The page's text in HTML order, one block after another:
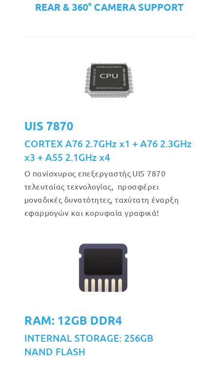
REAR & 360° CAMERA SUPPORT
UIS 7870
CORTEX A76 2.7GHz x1 + A76 2.3GHz
x3 + A55 2.1GHz x4
Ο πανίσχυρος επεξεργαστής UIS 7870
τελευταίας τεχνολογίας, προσφέρει
μοναδικές δυνατότητες, ταχύτατη έναρξη
εφαρμογών και κορυφαία γραφικά!
RAM: 12GB DDR4
INTERNAL STORAGE: 256GB
NAND FLASH